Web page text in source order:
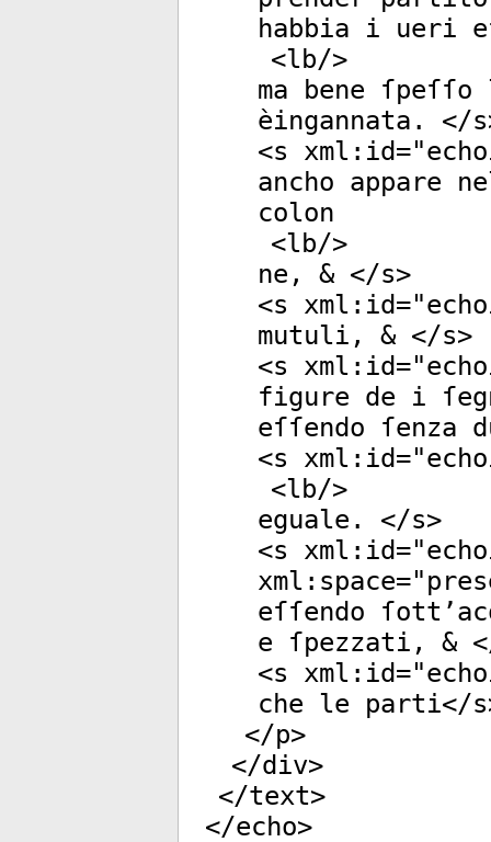
habbia i ueri
<lb/>
ma bene
èingannata. </s
<s xml:id="
ancho appare
colon
<lb/>
ne, & </s>
<s xml:id="
mutuli, & </s>
<s xml:id="
figure de i
eſſendo
<s xml:id="
<lb/>
eguale. </s>
<s xml:id="
xml:space="
eſſendo
e ſpezzati, &
<s xml:id="
che le parti</s
</p>
</div>
</text>
</echo>